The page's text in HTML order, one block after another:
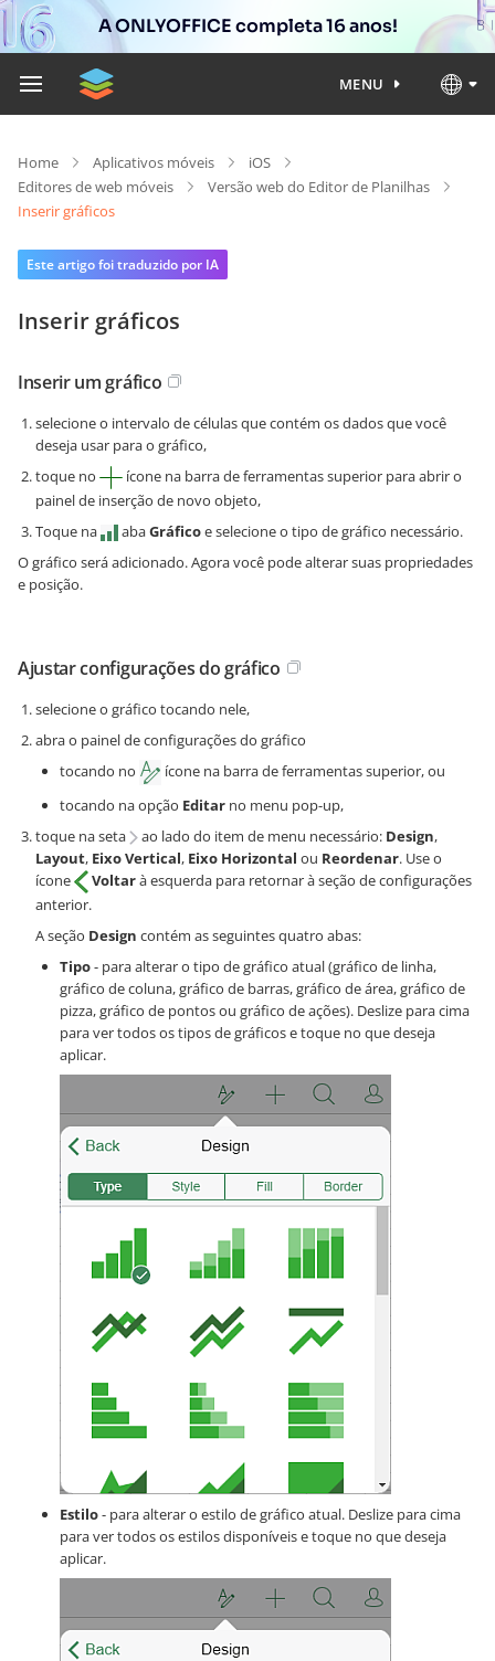
A ONLYOFFICE completa 16 anos!
MENU
Home Aplicativos móveis
iOS
Editores de web móveis
Versão web do Editor de Planilhas
Inserir gráficos
Este artigo foi traduzido por IA
Inserir gráficos
Inserir um gráfico
selecione o intervalo de células que contém os dados que você
deseja usar para o gráfico,
toque no
ícone na barra de ferramentas superior para abrir o
painel de inserção de novo objeto,
Toque na
abaGráficoe selecione o tipo de gráfico necessário.
O gráfico será adicionado. Agora você pode alterar suas propriedades
e posição.
Ajustar configurações do gráfico
selecione o gráfico tocando nele,
abra o painel de configurações do gráfico
tocando no
ícone na barra de ferramentas superior, ou
tocando na opção Editar no menu pop-up,
toque na seta
ao lado do item de menu necessário: Design,
Layout, Eixo Vertical, Eixo Horizontal ou Reordenar. Use o
ícone
Voltarà esquerda para retornar à seção de configurações
anterior.
A seção Design contém as seguintes quatro abas:
Tipo- para alterar o tipo de gráfico atual (gráfico de linha,
gráfico de coluna, gráfico de barras, gráfico de área, gráfico de
pizza, gráfico de pontos ou gráfico de ações). Deslize para cima
para ver todos os tipos de gráficos e toque no que deseja
aplicar.
Estilo- para alterar o estilo de gráfico atual. Deslize para cima
para ver todos os estilos disponíveis e toque no que deseja
aplicar.